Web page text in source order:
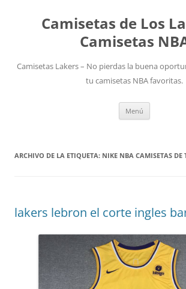
Camisetas de Los
Camisetas
Camisetas Lakers – No pierdas la buena
tu camisetas NBA favoritas.
Menú
ARCHIVO DE LA ETIQUETA: NIKE NBA CAMISETAS DE
lakers lebron el corte ingles